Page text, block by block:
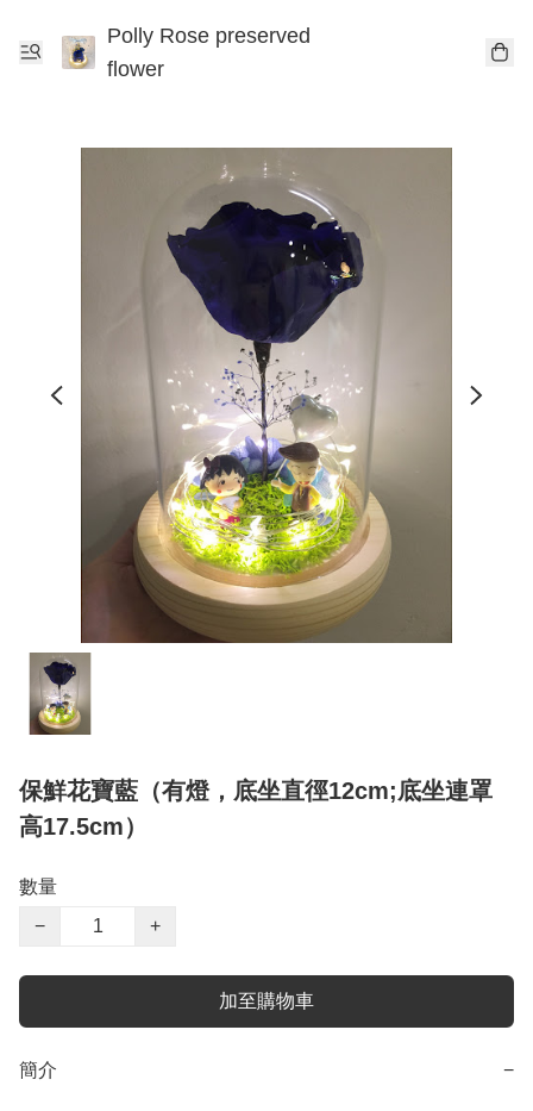
Polly Rose preserved
flower
保鮮花寶藍（有燈，底坐直徑12cm;底坐連罩
高17.5cm）
數量
−
+
加至購物車
簡介 −